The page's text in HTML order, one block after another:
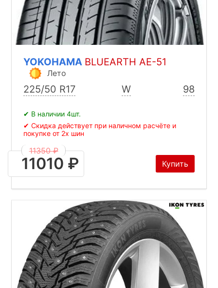
YOKOHAMA BLUEARTH AE-51
Лето
225/50 R17 W 98
✔ В наличии 4шт.
✔ Скидка действует при наличном расчёте и
покупке от 2х шин
11350 ₽
11010 ₽ Купить